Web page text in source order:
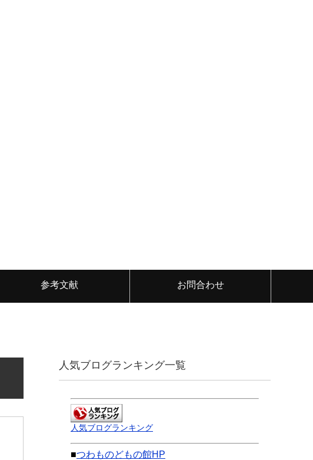
参考文献 お問合わせ
人気ブログランキング一覧
人気ブログランキング
■つわものどもの館HP